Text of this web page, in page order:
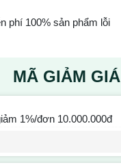
phí 100% sản phẩm lỗi
MÃ GIẢM GIÁ
1%/đơn 10.000.000đ